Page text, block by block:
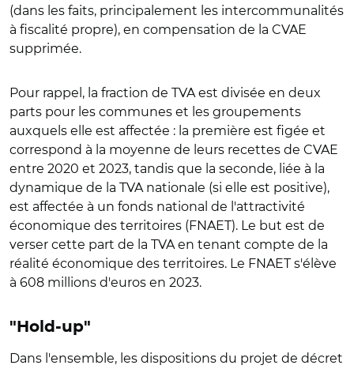
(dans les faits, principalement les intercommunalités
à fiscalité propre), en compensation de la CVAE
supprimée.
Pour rappel, la fraction de TVA est divisée en deux
parts pour les communes et les groupements
auxquels elle est affectée : la première est figée et
correspond à la moyenne de leurs recettes de CVAE
entre 2020 et 2023, tandis que la seconde, liée à la
dynamique de la TVA nationale (si elle est positive),
est affectée à un fonds national de l'attractivité
économique des territoires (FNAET). Le but est de
verser cette part de la TVA en tenant compte de la
réalité économique des territoires. Le FNAET s'élève
à 608 millions d'euros en 2023.
"Hold-up"
Dans l'ensemble, les dispositions du projet de décret